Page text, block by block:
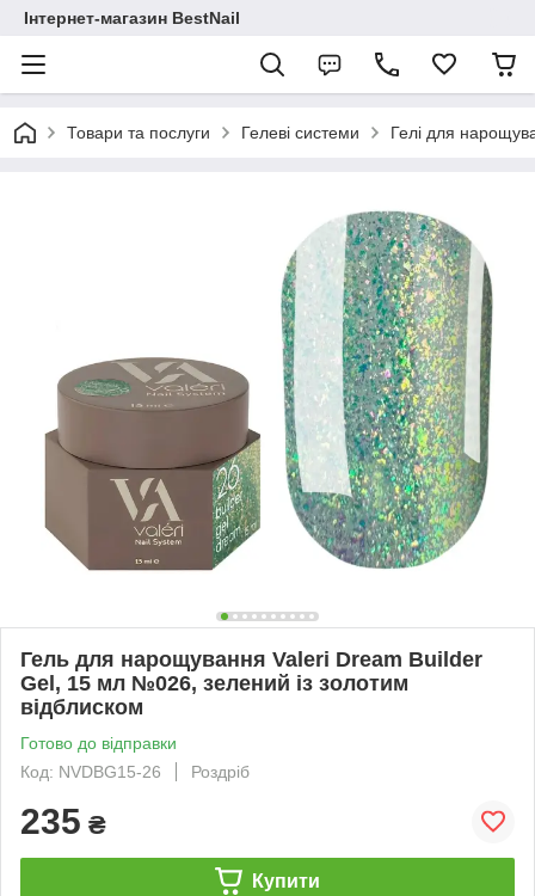
Інтернет-магазин BestNail
Товари та послуги Гелеві системи Гелі для
Гель для нарощування Valeri Dream Builder
Gel, 15 мл №026, зелений із золотим
відблиском
Готово до відправки
Код: NVDBG15-26
Роздріб
235 ₴
Купити